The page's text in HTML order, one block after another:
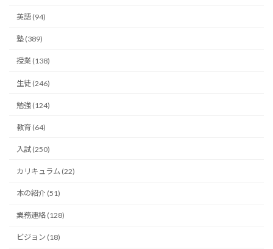
英語 (94)
塾 (389)
授業 (138)
生徒 (246)
勉強 (124)
教育 (64)
入試 (250)
カリキュラム (22)
本の紹介 (51)
業務連絡 (128)
ビジョン (18)